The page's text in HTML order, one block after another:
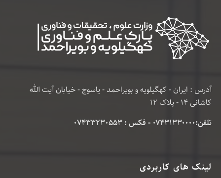
آدرس : ایران - کهگیلویه و بویراحمد - یاسوج - خیابان آیت الله
کاشانی 14 - پلاک 12
تلفن:۰۷۴۳۱۳۳۰۰۰۰ - فکس : 07433230553
لینک های کاربردی